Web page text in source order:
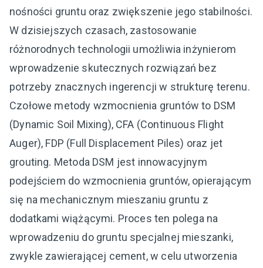
nośności gruntu oraz zwiększenie jego stabilności.
W dzisiejszych czasach, zastosowanie
różnorodnych technologii umożliwia inżynierom
wprowadzenie skutecznych rozwiązań bez
potrzeby znacznych ingerencji w strukturę terenu.
Czołowe metody wzmocnienia gruntów to DSM
(Dynamic Soil Mixing), CFA (Continuous Flight
Auger), FDP (Full Displacement Piles) oraz jet
grouting. Metoda DSM jest innowacyjnym
podejściem do wzmocnienia gruntów, opierającym
się na mechanicznym mieszaniu gruntu z
dodatkami wiążącymi. Proces ten polega na
wprowadzeniu do gruntu specjalnej mieszanki,
zwykle zawierającej cement, w celu utworzenia